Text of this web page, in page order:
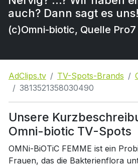
auch? Dann sagt es uns!
(c)Omni-biotic, Quelle Pro7
AdClips.tv TV-Spots-Brands
3813521358030490
Unsere
Omni-biotic TV-Spots
OMNi-BiOTiC FEMME ist ein
Frauen, das die Bakterienflora